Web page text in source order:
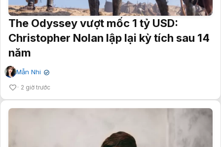
The Odyssey vượt mốc 1 tỷ USD:
Christopher Nolan lập lại kỳ tích sau 14
năm
Mẫn Nhi ✔
2 giờ trước